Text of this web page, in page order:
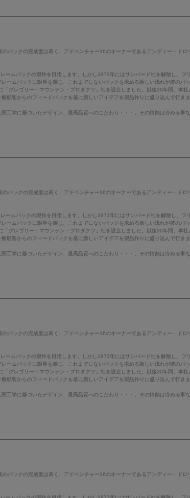
ックの完成度は高く、アドベンチャー16のオーナーであるアンディー・ド
ムパックの製作を目指します。しかし1973年にはサンバード社を解散し、
ムパックに限界を感じ、これまでにないパックを求める新しい流れが彼のパ
グレゴリー・マウンテン・プロダクツ」社を設立しました。以後30年間、本
客からのフィードバックを基に新しいアイデアを製品作りに盛り込んで行きま
学に基づいたデザイン、最高品質へのこだわり・・・。その情熱は冷める事
ックの完成度は高く、アドベンチャー16のオーナーであるアンディー・ド
ムパックの製作を目指します。しかし1973年にはサンバード社を解散し、
ムパックに限界を感じ、これまでにないパックを求める新しい流れが彼のパ
グレゴリー・マウンテン・プロダクツ」社を設立しました。以後30年間、本
客からのフィードバックを基に新しいアイデアを製品作りに盛り込んで行きま
学に基づいたデザイン、最高品質へのこだわり・・・。その情熱は冷める事
ックの完成度は高く、アドベンチャー16のオーナーであるアンディー・ド
ムパックの製作を目指します。しかし1973年にはサンバード社を解散し、
ムパックに限界を感じ、これまでにないパックを求める新しい流れが彼のパ
グレゴリー・マウンテン・プロダクツ」社を設立しました。以後30年間、本
客からのフィードバックを基に新しいアイデアを製品作りに盛り込んで行きま
学に基づいたデザイン、最高品質へのこだわり・・・。その情熱は冷める事
ックの完成度は高く、アドベンチャー16のオーナーであるアンディー・ド